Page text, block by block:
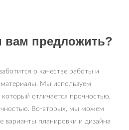
предложить?
о качестве работы и
Мы используем
отличается прочностью,
Во-вторых, мы можем
варианты планировки и дизайна